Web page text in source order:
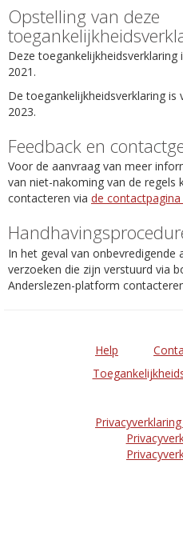
Opstelling van deze
Deze
2021.
De toegankelijkheidsverklaring
2023.
Feedback en
Voor de aanvraag van meer
van niet-nakoming van de
contacteren via de
In het geval van
verzoeken die zijn verstuurd via
Anderslezen-platform
Help